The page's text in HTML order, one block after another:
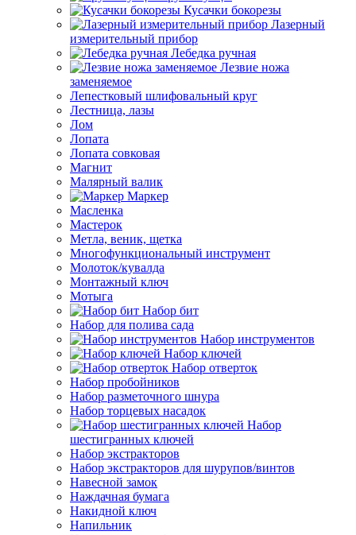
Кусачки бокорезы
Лазерный
измерительный прибор
Лебедка ручная
Лезвие ножа
заменяемое
Лепестковый шлифовальный круг
Лестница, лазы
Лом
Лопата
Лопата совковая
Магнит
Малярный валик
Маркер
Масленка
Мастерок
Метла, веник, щетка
Многофункциональный инструмент
Молоток/кувалда
Монтажный ключ
Мотыга
Набор бит
Набор для полива сада
Набор инструментов
Набор ключей
Набор отверток
Набор пробойников
Набор разметочного шнура
Набор торцевых насадок
Набор
шестигранных ключей
Набор экстракторов
Набор экстракторов для шурупов/винтов
Навесной замок
Наждачная бумага
Накидной ключ
Напильник